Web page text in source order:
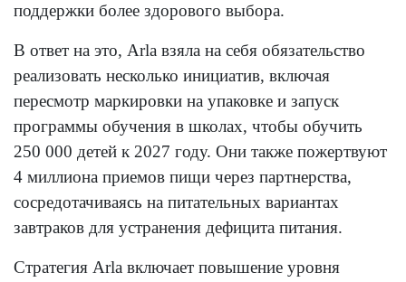
поддержки более здорового выбора.
В ответ на это, Arla взяла на себя обязательство
реализовать несколько инициатив, включая
пересмотр маркировки на упаковке и запуск
программы обучения в школах, чтобы обучить
250 000 детей к 2027 году. Они также пожертвуют
4 миллиона приемов пищи через партнерства,
сосредотачиваясь на питательных вариантах
завтраков для устранения дефицита питания.
Стратегия Arla включает повышение уровня